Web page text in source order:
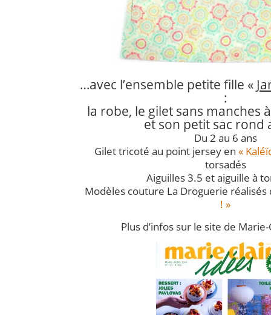
…avec l’ensemble petite fille «
:
la robe, le gilet sans manches
et son petit sac rond
Du 2 au 6 ans
Gilet tricoté au point jersey en «
torsadés
Aiguilles 3.5 et aiguille à
Modèles couture La Droguerie réalisés
! »
Plus d’infos sur le site de